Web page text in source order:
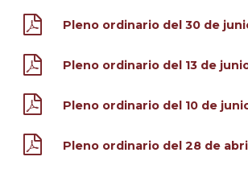
Pleno ordinario del 30 de
Pleno ordinario del 13 de
Pleno ordinario del 10 de
Pleno ordinario del 28 de